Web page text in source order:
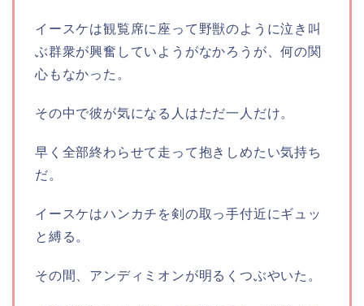
イースケは観覧席に座って野獣のように泣き叫
ぶ群衆が興奮していようがなかろうが、何の関
心もなかった。
その中で彼が気になる人はただ一人だけ。
早く全部終わらせて走って抱きしめたい気持ち
だ。
イースケはハンカチを剣の取っ手付近にギュッ
と縛る。
その間、アンディミオンが明るくつぶやいた。